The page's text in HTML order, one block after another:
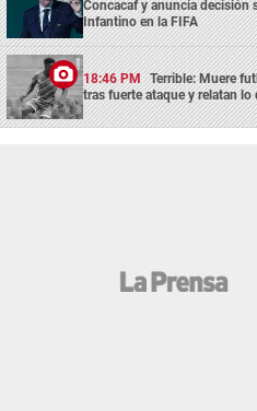
Concacaf y anuncia decisión
Infantino en la FIFA
18:46 PM Terrible: Muere
tras fuerte ataque y relatan lo